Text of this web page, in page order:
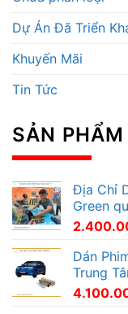
Dự Án Đã Triển
Khuyến Mãi
Tin Tức
SẢN PHẨM
Địa Chỉ
Green
Dán
Trung